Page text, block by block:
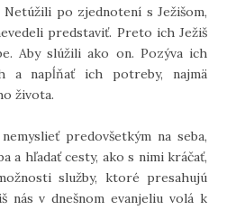
Netúžili po zjednotení s Ježišom,
predstaviť. Preto ich Ježiš
Aby slúžili ako on. Pozýva ich
a napĺňať ich potreby, najmä
života.
predovšetkým na seba,
a hľadať cesty, ako s nimi kráčať,
služby, ktoré presahujú
nás v dnešnom evanjeliu volá k